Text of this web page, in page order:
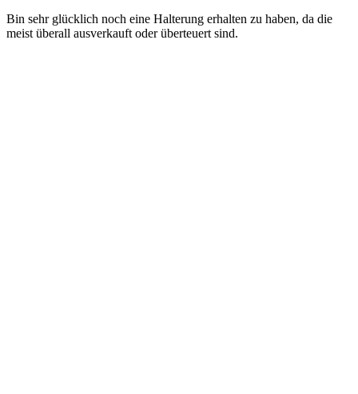
Bin sehr glücklich noch eine Halterung erhalten zu haben, da die
meist überall ausverkauft oder überteuert sind.